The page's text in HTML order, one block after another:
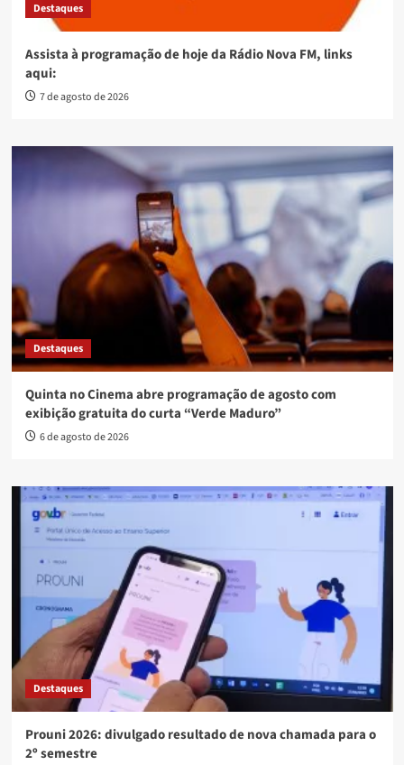
Destaques
Assista à programação de hoje da Rádio Nova FM, links
aqui:
7 de agosto de 2026
Destaques
Quinta no Cinema abre programação de agosto com
exibição gratuita do curta “Verde Maduro”
6 de agosto de 2026
Destaques
Prouni 2026: divulgado resultado de nova chamada para o
2º semestre